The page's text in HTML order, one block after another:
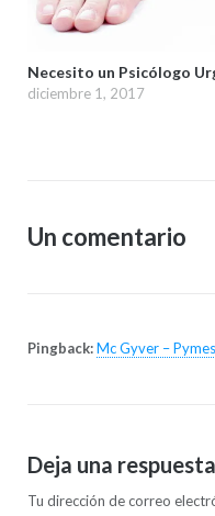
Necesito un Psicólogo
diciembre 1, 2017
Un comentario
Pingback:Mc Gyver –
Deja una respuesta
Tu dirección de correo